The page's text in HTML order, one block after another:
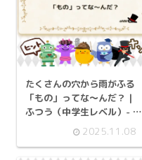
たくさんの穴から雨がふる
「もの」ってな～んだ？ |
ふつう（中学生レベル）- 挑
2025.11.08